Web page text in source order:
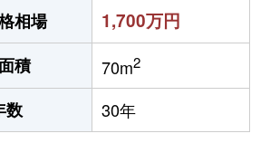
相場
1,700万円
積 70m2
数 30年